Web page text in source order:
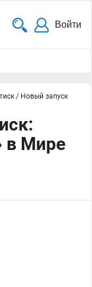
Войти
/ Новый запуск
в Мире